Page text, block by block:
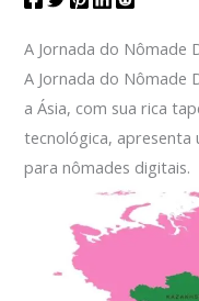
A Jornada do Nômade
A Jornada do Nômade
a Ásia, com sua rica
tecnológica,
para nômades digitais.